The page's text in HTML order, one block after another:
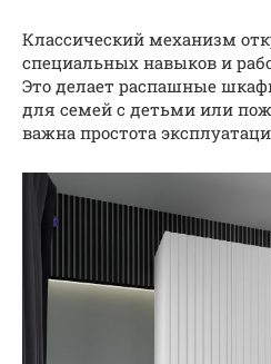
Классический механизм
специальных навыков и
Это делает распашные
для семей с детьми или
важна простота